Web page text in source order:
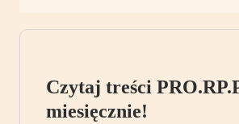
Czytaj treści
miesięcznie!